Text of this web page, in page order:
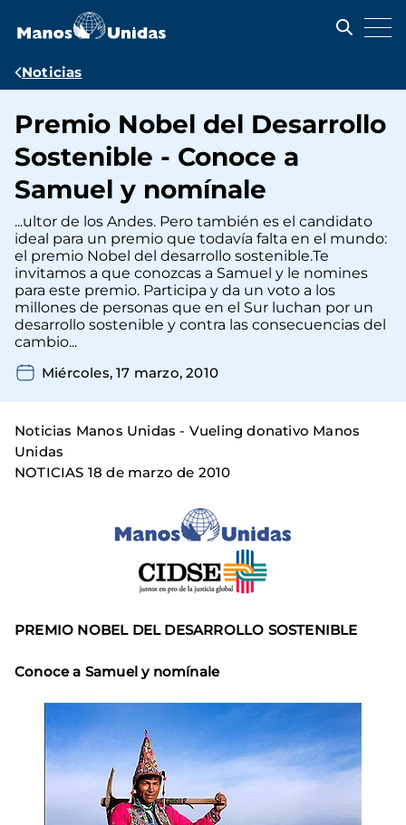
contenido
Ruta
navegación
Noticias
Premio Nobel del Desarrollo
Sostenible - Conoce a
Samuel y nomínale
...ultor de los Andes. Pero también es el candidato
ideal para un premio que todavía falta en el mundo:
el premio Nobel del desarrollo sostenible.Te
invitamos a que conozcas a Samuel y le nomines
para este premio. Participa y da un voto a los
millones de personas que en el Sur luchan por un
desarrollo sostenible y contra las consecuencias del
cambio...
Miércoles, 17 marzo, 2010
Noticias Manos Unidas - Vueling donativo Manos
Unidas
NOTICIAS 18 de marzo de 2010
PREMIO NOBEL DEL DESARROLLO SOSTENIBLE
Conoce a Samuel y nomínale